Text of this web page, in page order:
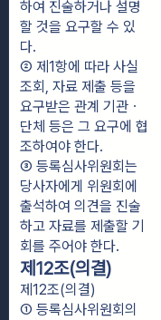
하여 진술하거나 설명
할 것을 요구할 수 있
다.
② 제1항에 따라 사실
조회, 자료 제출 등을
요구받은 관계 기관ㆍ
단체 등은 그 요구에 협
조하여야 한다.
③ 등록심사위원회는
당사자에게 위원회에
출석하여 의견을 진술
하고 자료를 제출할 기
회를 주어야 한다.
제12조(의결)
제12조(의결)
① 등록심사위원회의